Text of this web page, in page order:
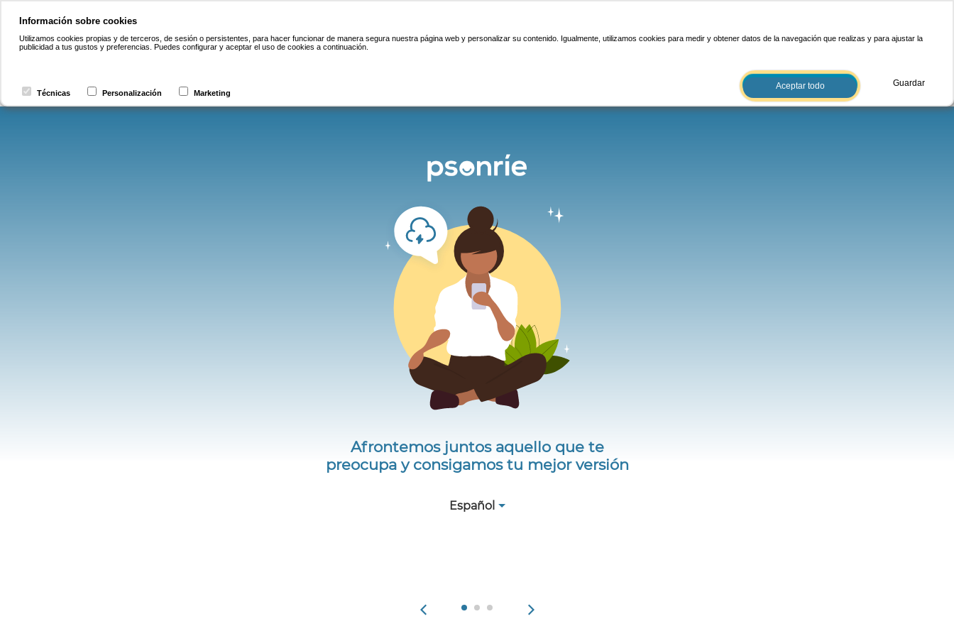
Información sobre cookies
Utilizamos cookies propias y de terceros, de sesión o persistentes, para hacer funcionar de manera segura nuestra página web y personalizar su contenido. Igualmente, utilizamos cookies para medir y obtener datos de la navegación que realizas y para ajustar la
publicidad a tus gustos y preferencias. Puedes configurar y aceptar el uso de cookies a continuación.
Técnicas Personalización Marketing
Aceptar todo Guardar